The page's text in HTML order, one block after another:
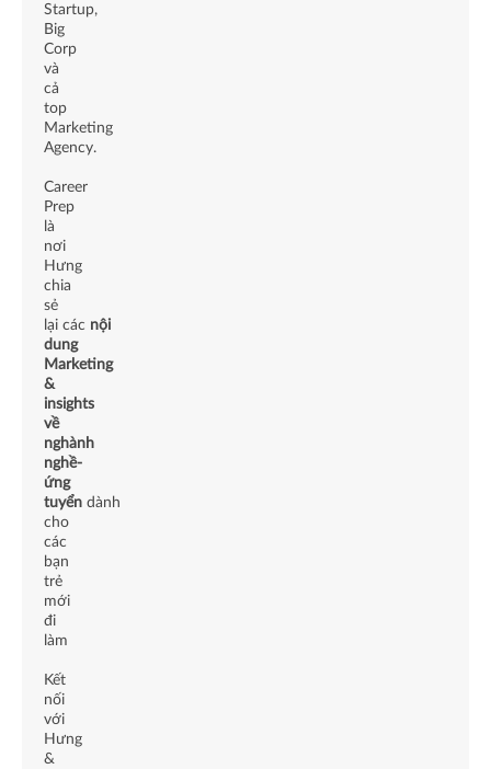
Startup,
Big
Corp
và
cả
top
Marketing
Agency.
Career
Prep
là
nơi
Hưng
chia
sẻ
lại các nội
dung
Marketing
&
insights
về
nghành
nghề-
ứng
tuyển dành
cho
các
bạn
trẻ
mới
đi
làm
Kết
nối
với
Hưng
&